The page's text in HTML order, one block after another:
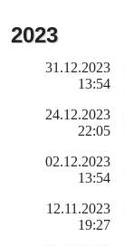
2023
31.12.2023
13:54
24.12.2023
22:05
02.12.2023
13:54
12.11.2023
19:27